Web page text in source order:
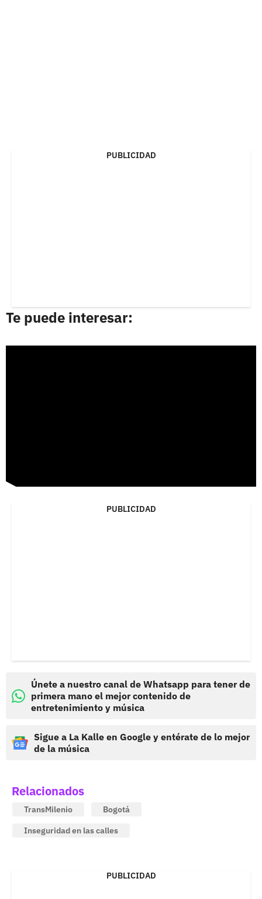
PUBLICIDAD
Te puede interesar:
PUBLICIDAD
Únete a nuestro canal de Whatsapp para tener de
primera mano el mejor contenido de
entretenimiento y música
Sigue a La Kalle en Google y entérate de lo mejor
de la música
Relacionados
TransMilenio
Bogotá
Inseguridad en las calles
PUBLICIDAD